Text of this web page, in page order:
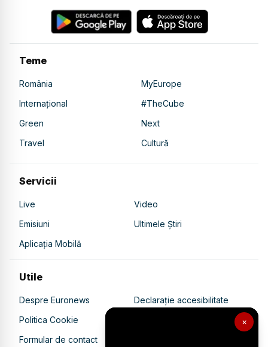
×
Teme
România
MyEurope
Internațional
#TheCube
Green
Next
Travel
Cultură
Servicii
Live
Video
Emisiuni
Ultimele Știri
Aplicația Mobilă
Utile
Despre Euronews
Declarație accesibilitate
Politica Cookie
Politica de confidențialitate
Formular de contact